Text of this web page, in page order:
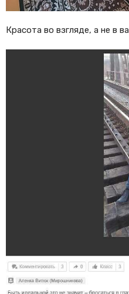
Красота во взгляде, а не в